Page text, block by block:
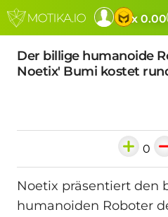
x 0.00
Der billige humanoide
Noetix' Bumi kostet
0
Noetix präsentiert den
humanoiden Roboter